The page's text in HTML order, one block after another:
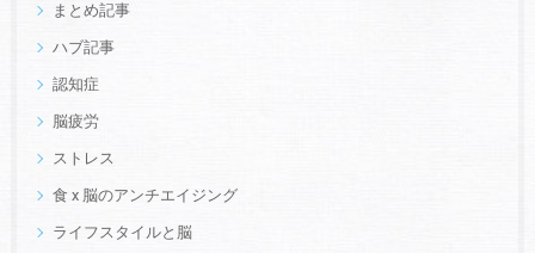
まとめ記事
ハブ記事
認知症
脳疲労
ストレス
食 x 脳のアンチエイジング
ライフスタイルと脳